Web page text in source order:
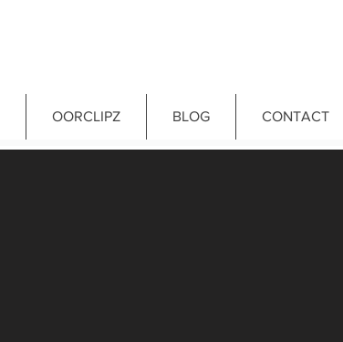
OORCLIPZ BLOG CONTACT